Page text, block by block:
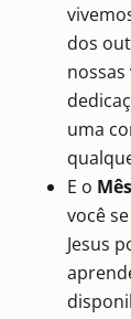
dos
uma
E o
você
Jesus